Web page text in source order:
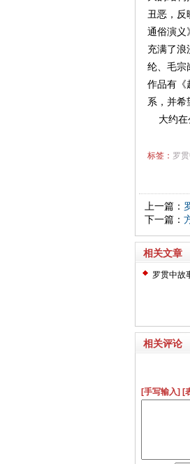
丑恶，反
通俗演义
充满了浪
纶、毛宗
作品有《
系，并希
大约在
标签： 罗
上一篇：
下一篇：
相关文章
罗贯中故
相关评论
[手写输入] [